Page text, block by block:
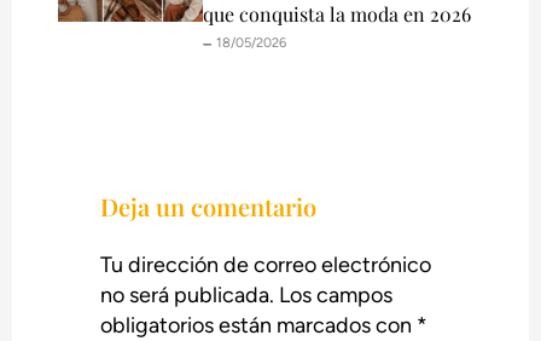
que conquista la moda en 2026
🗕️ 18/05/2026
Deja un comentario
Tu dirección de correo electrónico
no será publicada. Los campos
obligatorios están marcados con *